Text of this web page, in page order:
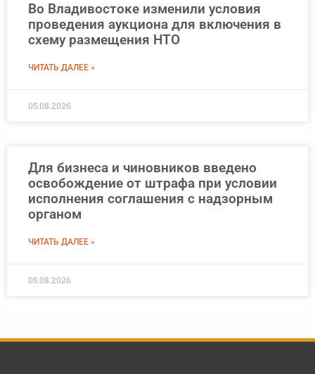
Во Владивостоке изменили условия
проведения аукциона для включения в
схему размещения НТО
ЧИТАТЬ ДАЛЕЕ »
05.08.2026
Для бизнеса и чиновников введено
освобождение от штрафа при условии
исполнения соглашения с надзорным
органом
ЧИТАТЬ ДАЛЕЕ »
05.08.2026